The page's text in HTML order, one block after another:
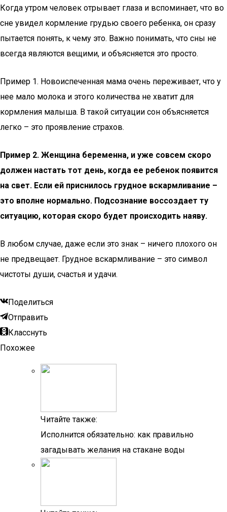
Когда утром человек отрывает глаза и вспоминает, что во
сне увидел кормление грудью своего ребенка, он сразу
пытается понять, к чему это. Важно понимать, что сны не
всегда являются вещими, и объясняется это просто.
Пример 1. Новоиспеченная мама очень переживает, что у
нее мало молока и этого количества не хватит для
кормления малыша. В такой ситуации сон объясняется
легко – это проявление страхов.
Пример 2. Женщина беременна, и уже совсем скоро
должен настать тот день, когда ее ребенок появится
на свет. Если ей приснилось грудное вскармливание –
это вполне нормально. Подсознание воссоздает ту
ситуацию, которая скоро будет происходить наяву.
В любом случае, даже если это знак – ничего плохого он
не предвещает. Грудное вскармливание – это символ
чистоты души, счастья и удачи.
Поделиться
Отправить
Класснуть
Похожее
Читайте также:
Исполнится обязательно: как правильно
загадывать желания на стакане воды